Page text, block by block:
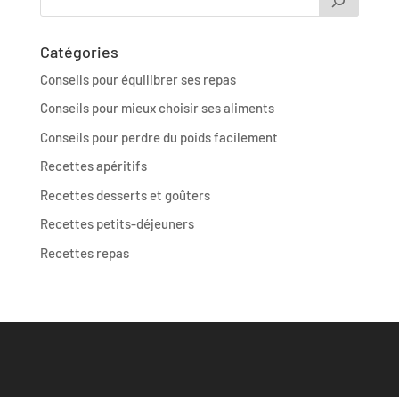
Catégories
Conseils pour équilibrer ses repas
Conseils pour mieux choisir ses aliments
Conseils pour perdre du poids facilement
Recettes apéritifs
Recettes desserts et goûters
Recettes petits-déjeuners
Recettes repas